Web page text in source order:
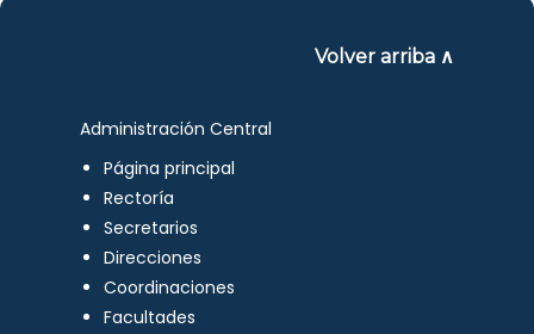
Volver arriba ∧
Administración Central
Página principal
Rectoría
Secretarios
Direcciones
Coordinaciones
Facultades